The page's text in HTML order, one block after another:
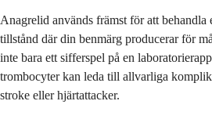
Anagrelid används främst för att behandla
tillstånd där din benmärg producerar för
inte bara ett sifferspel på en
trombocyter kan leda till allvarliga
stroke eller hjärtattacker.